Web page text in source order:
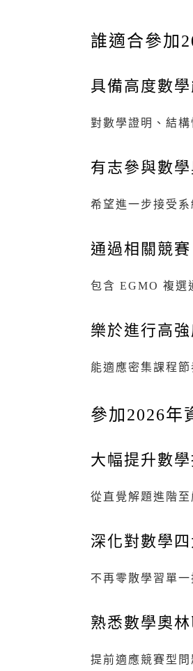
誰適合參加
具備高度數
對數學證明、結
有志參與數
希望進一步接受
通過相關競
包含 EGMO 複選
樂於進行高
能適應密集課程
參加2026年
大幅提升數
從直覺解題進階
深化對數學
不再零散學習單
熟悉數學奧
提前適應競賽型